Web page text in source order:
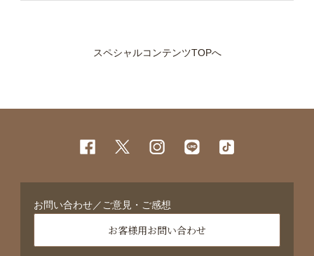
スペシャルコンテンツTOPへ
お問い合わせ／ご意見・ご感想
お客様用お問い合わせ